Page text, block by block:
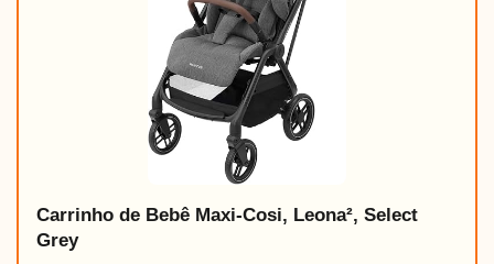
Carrinho de Bebê Maxi-Cosi, Leona², Select
Grey